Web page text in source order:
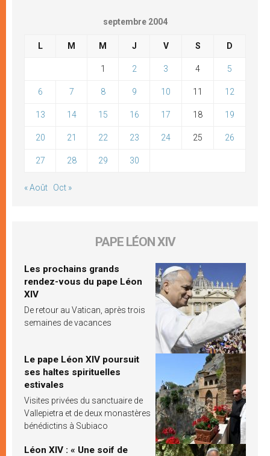
septembre 2004
L M M J V S D
1 2 3 4 5
6 7 8 9 10 11 12
13 14 15 16 17 18 19
20 21 22 23 24 25 26
27 28 29 30
« Août Oct »
PAPE LÉON XIV
Les prochains grands
rendez-vous du pape Léon
XIV
De retour au Vatican, après trois
semaines de vacances
Le pape Léon XIV poursuit
ses haltes spirituelles
estivales
Visites privées du sanctuaire de
Vallepietra et de deux monastères
bénédictins à Subiaco
Léon XIV : « Une soif de